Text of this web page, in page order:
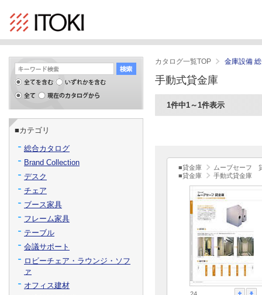
カタログ一覧TOP 金庫設備
手動式貸金庫
1件中1～1件表示
■貸金庫
ムーブセーフ
■貸金庫
手動式貸金庫
■カテゴリ
総合カタログ
Brand Collection
デスク
チェア
ブース家具
フレーム家具
テーブル
会議サポート
ロビーチェア・ラウンジ・ソフ
ァ
オフィス建材